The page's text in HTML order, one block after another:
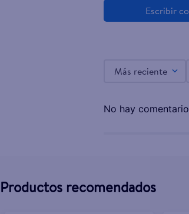
Más reciente
No hay
Productos recomendados